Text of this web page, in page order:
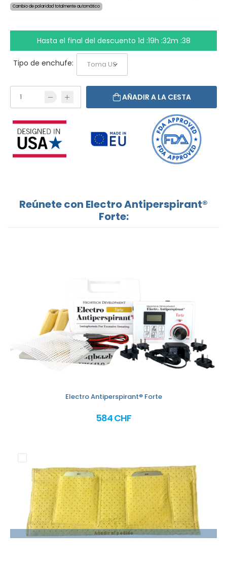
Cambio de polaridad totalmente automático
Hasta el final del descuento 1d :19h :32m :38
Tipo de enchufe:
AÑADIR A LA CESTA
Reúnete con Electro Antiperspirant®
Forte:
Electro Antiperspirant® Forte
584 CHF
Añadir al pedido